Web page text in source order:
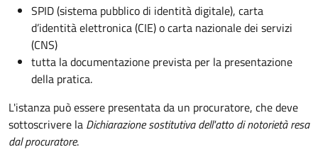
SPID (sistema pubblico di identità digitale), carta
d’identità elettronica (CIE) o carta nazionale dei servizi
(CNS)
tutta la documentazione prevista per la presentazione
della pratica.
L'istanza può essere presentata da un procuratore, che deve
sottoscrivere la Dichiarazione sostitutiva dell'atto di notorietà resa
dal procuratore.